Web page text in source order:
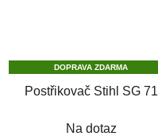
DOPRAVA ZDARMA
Postřikovač Stihl SG 71
Na dotaz